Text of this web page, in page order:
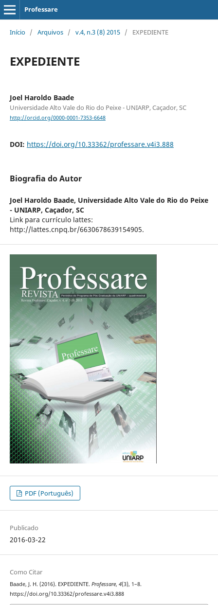
Professare
Início / Arquivos / v.4, n.3 (8) 2015 / EXPEDIENTE
EXPEDIENTE
Joel Haroldo Baade
Universidade Alto Vale do Rio do Peixe - UNIARP, Caçador, SC
http://orcid.org/0000-0001-7353-6648
DOI: https://doi.org/10.33362/professare.v4i3.888
Biografia do Autor
Joel Haroldo Baade, Universidade Alto Vale do Rio do Peixe
- UNIARP, Caçador, SC
Link para currículo lattes:
http://lattes.cnpq.br/6630678639154905.
PDF (Português)
Publicado
2016-03-22
Como Citar
Baade, J. H. (2016). EXPEDIENTE. Professare, 4(3), 1–8.
https://doi.org/10.33362/professare.v4i3.888